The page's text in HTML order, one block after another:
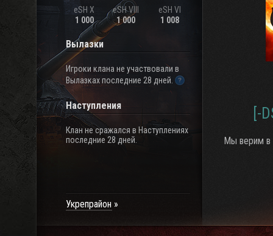
eSH X
1 000
eSH VIII
1 000
eSH VI
1 008
Вылазки
Игроки клана не участвовали в
Вылазках последние 28 дней.
Наступления
Клан не сражался в Наступлениях
последние 28 дней.
Укрепрайон
[-
Мы верим в